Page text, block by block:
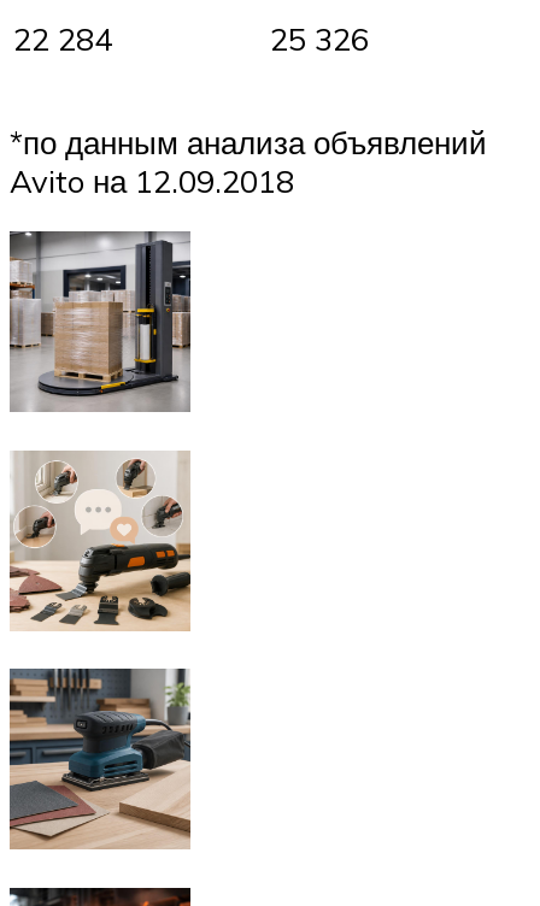
22 284 25 326
*по данным анализа объявлений
Avito на 12.09.2018